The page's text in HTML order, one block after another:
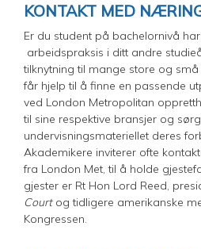
KONTAKT MED
Er du student på bachelornivå
arbeidspraksis i ditt andre
tilknytning til mange store og
får hjelp til å finne en passende
ved London Metropolitan
til sine respektive bransjer og
undervisningsmateriellet deres
Akademikere inviterer ofte
fra London Met, til å holde
gjester er Rt Hon Lord Reed,
Courtog tidligere amerikanske
Kongressen.